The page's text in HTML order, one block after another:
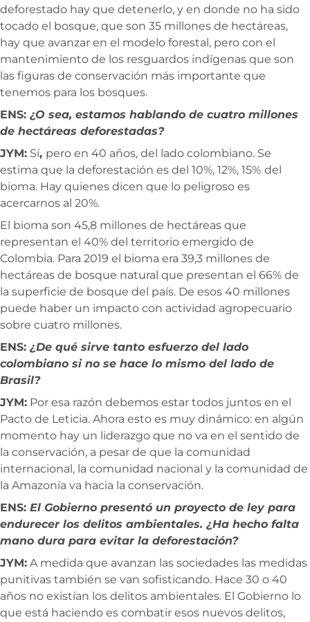
deforestado hay que detenerlo, y en donde no ha sido
tocado el bosque, que son 35 millones de hectáreas,
hay que avanzar en el modelo forestal, pero con el
mantenimiento de los resguardos indígenas que son
las figuras de conservación más importante que
tenemos para los bosques.
ENS: ¿O sea, estamos hablando de cuatro millones
de hectáreas deforestadas?
JYM: Sí, pero en 40 años, del lado colombiano. Se
estima que la deforestación es del 10%, 12%, 15% del
bioma. Hay quienes dicen que lo peligroso es
acercarnos al 20%.
El bioma son 45,8 millones de hectáreas que
representan el 40% del territorio emergido de
Colombia. Para 2019 el bioma era 39,3 millones de
hectáreas de bosque natural que presentan el 66% de
la superficie de bosque del país. De esos 40 millones
puede haber un impacto con actividad agropecuario
sobre cuatro millones.
ENS: ¿De qué sirve tanto esfuerzo del lado
colombiano si no se hace lo mismo del lado de
Brasil?
JYM: Por esa razón debemos estar todos juntos en el
Pacto de Leticia. Ahora esto es muy dinámico: en algún
momento hay un liderazgo que no va en el sentido de
la conservación, a pesar de que la comunidad
internacional, la comunidad nacional y la comunidad de
la Amazonía va hacia la conservación.
ENS: El Gobierno presentó un proyecto de ley para
endurecer los delitos ambientales. ¿Ha hecho falta
mano dura para evitar la deforestación?
JYM: A medida que avanzan las sociedades las medidas
punitivas también se van sofisticando. Hace 30 o 40
años no existían los delitos ambientales. El Gobierno lo
que está haciendo es combatir esos nuevos delitos,